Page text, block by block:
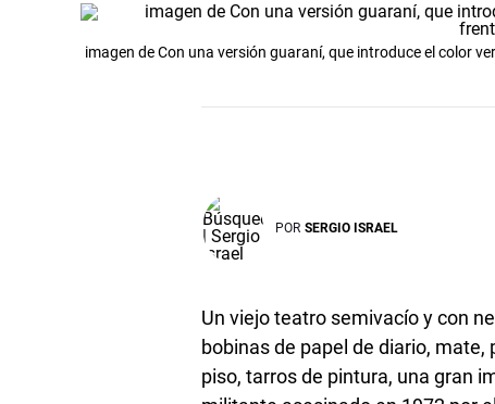
imagen de Con una versión guaraní, que introduce el color
POR SERGIO ISRAEL
Un viejo teatro semivacío y con
bobinas de papel de diario,
piso, tarros de pintura, una gran